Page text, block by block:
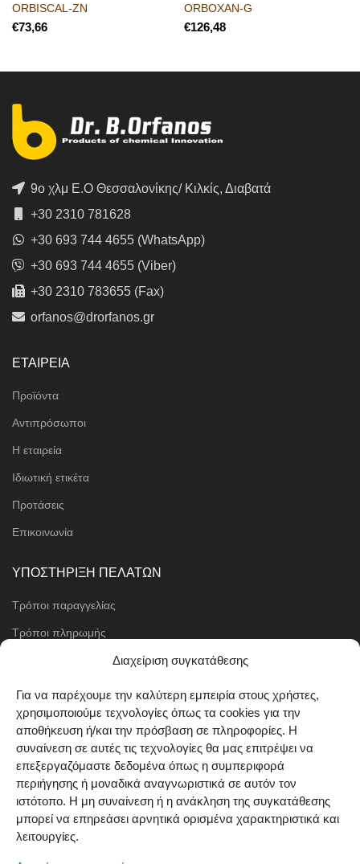
Διαχείριση συγκατάθεσης
Για να παρέχουμε την καλύτερη εμπειρία στους χρήστες,
χρησιμοποιούμε τεχνολογίες όπως τα cookies για την
αποθήκευση ή/και την πρόσβαση σε πληροφορίες. Η
συναίνεση σε αυτές τις τεχνολογίες θα μας επιτρέψει να
επεξεργαζόμαστε δεδομένα όπως η συμπεριφορά
περιήγησης ή μοναδικά αναγνωριστικά σε αυτόν τον
ιστότοπο. Η μη συναίνεση ή η ανάκληση της συγκατάθεσης
μπορεί να επηρεάσει αρνητικά ορισμένα χαρακτηριστικά και
λειτουργίες.
ORBISCAL-ZN
€
ORBOXAN-G
€
9ο χλμ Ε.Ο Θεσσαλονίκης/ Κιλκίς, Διαβατά
+30 2310 781628
+30 693 744 4655 (WhatsApp)
+30 693 744 4655 (Viber)
+30 2310 783655 (Fax)
orfanos@drorfanos.gr
ΕΤΑΙΡΕΙΑ
Προϊόντα
Αντιπρόσωποι
Η εταιρεία
Ιδιωτική ετικέτα
Προτάσεις
Επικοινωνία
ΥΠΟΣΤΗΡΙΞΗ ΠΕΛΑΤΩΝ
Τρόποι παραγγελίας
Τρόποι πληρωμής
Μέθοδοι αποστολής
Όροι χρήσης
Cookie Policy (EU)
ΑΚΟΛΟΥΘΗΣΤΕ ΜΑΣ